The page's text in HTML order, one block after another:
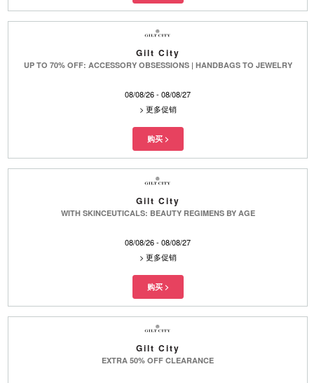
Gilt City
UP TO 70% OFF: ACCESSORY OBSESSIONS | HANDBAGS TO JEWELRY
08/08/26 - 08/08/27
> 更多促销
Gilt City
WITH SKINCEUTICALS: BEAUTY REGIMENS BY AGE
08/08/26 - 08/08/27
> 更多促销
Gilt City
EXTRA 50% OFF CLEARANCE